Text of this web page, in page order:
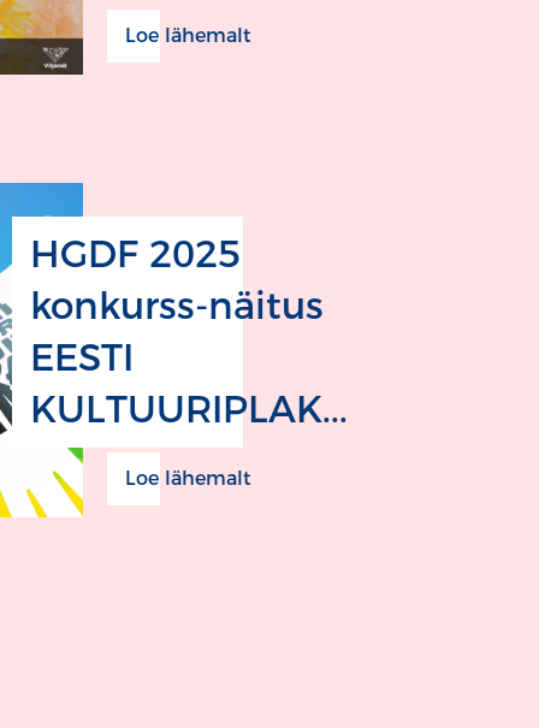
Loe lähemalt
HGDF 2025
konkurss-näitus
EESTI
KULTUURIPLAK...
Loe lähemalt